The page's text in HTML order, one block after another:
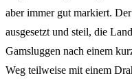
aber immer gut markiert.
ausgesetzt und steil, die
Gamsluggen nach einem
Weg teilweise mit einem